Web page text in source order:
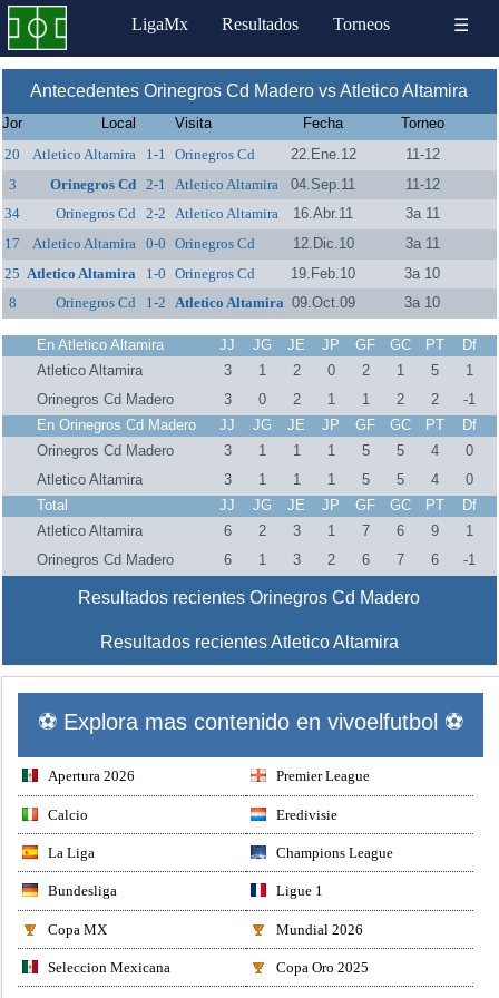
LigaMx Resultados Torneos ☰
Antecedentes Orinegros Cd Madero vs Atletico Altamira
Jor Local Visita Fecha
Torneo
20
Atletico Altamira 1-1
Orinegros Cd
Madero
22.Ene.12
11-12
3
Orinegros Cd
Madero
2-1 Atletico Altamira 04.Sep.11
11-12
34
Orinegros Cd
Madero
2-2 Atletico Altamira 16.Abr.11
3a 11
17
Atletico Altamira 0-0
Orinegros Cd
Madero
12.Dic.10
3a 11
25 Atletico Altamira 1-0
Orinegros Cd
Madero
19.Feb.10
3a 10
8
Orinegros Cd
Madero
1-2 Atletico Altamira 09.Oct.09 3a 10
En Atletico Altamira JJ JG JE JP GF GC PT
Df
Atletico Altamira
3 1 2 0 2 1 5
1
Orinegros Cd Madero
3 0 2 1 1 2 2
-1
En Orinegros Cd Madero
JJ JG JE JP GF GC PT
Df
Orinegros Cd Madero
3 1 1 1 5 5 4
0
Atletico Altamira
3 1 1 1 5 5 4
0
Total
JJ JG JE JP GF GC PT
Df
Atletico Altamira
6 2 3 1 7 6 9
1
Orinegros Cd Madero
6 1 3 2 6 7 6 -1
Resultados recientes Orinegros Cd Madero
Resultados recientes Atletico Altamira
⚽ Explora mas contenido en vivoelfutbol ⚽
Apertura 2026 Premier League
Calcio Eredivisie
La Liga Champions League
Bundesliga Ligue 1
Copa MX Mundial 2026
Seleccion Mexicana Copa Oro 2025